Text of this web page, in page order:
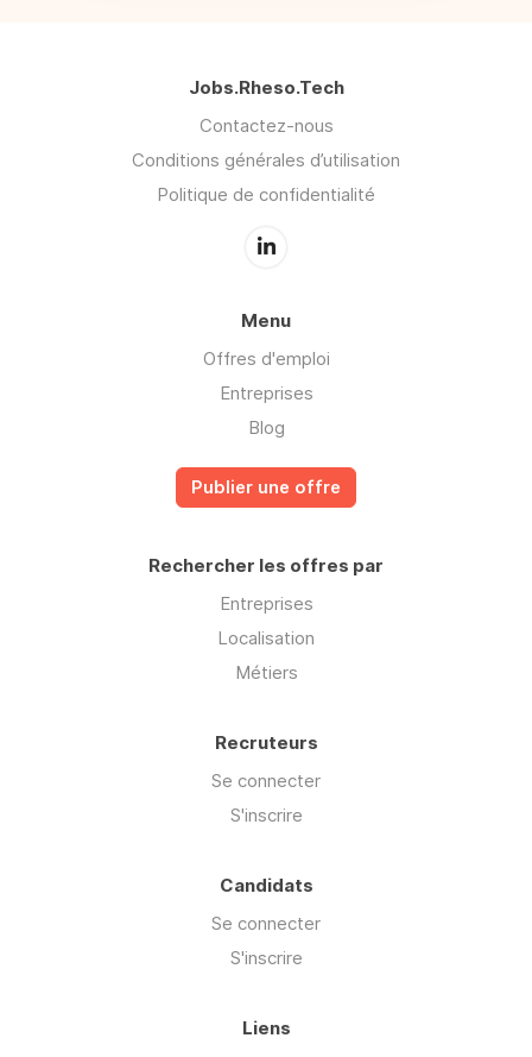
Jobs.Rheso.Tech
Contactez-nous
Conditions générales d’utilisation
Politique de confidentialité
Menu
Offres d'emploi
Entreprises
Blog
Publier une offre
Rechercher les offres par
Entreprises
Localisation
Métiers
Recruteurs
Se connecter
S'inscrire
Candidats
Se connecter
S'inscrire
Liens